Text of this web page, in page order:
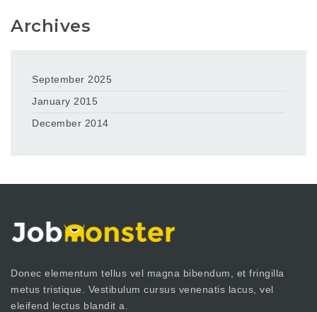
Archives
September 2025
January 2015
December 2014
Donec elementum tellus vel magna bibendum, et fringilla
metus tristique. Vestibulum cursus venenatis lacus, vel
eleifend lectus blandit a.